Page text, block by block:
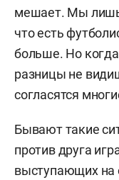
мешает. Мы
что есть
больше. Но
разницы не
согласятся
Бывают такие
против друга
выступающих на